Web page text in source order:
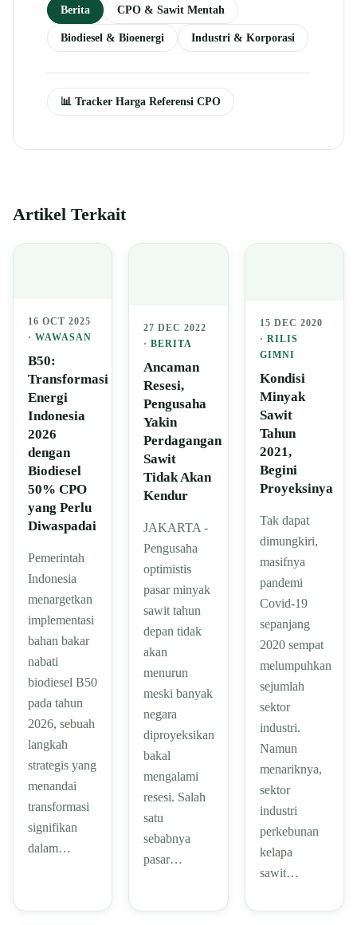
Berita CPO & Sawit Mentah
Biodiesel & Bioenergi Industri & Korporasi
📊 Tracker Harga Referensi CPO
Artikel Terkait
16 OCT 2025
· WAWASAN
B50:
Transformasi
Energi
Indonesia
2026
dengan
Biodiesel
50% CPO
yang Perlu
Diwaspadai
Pemerintah
Indonesia
menargetkan
implementasi
bahan bakar
nabati
biodiesel B50
pada tahun
2026, sebuah
langkah
strategis yang
menandai
transformasi
signifikan
dalam…
27 DEC 2022
·BERITA
Ancaman
Resesi,
Pengusaha
Yakin
Perdagangan
Sawit
Tidak Akan
Kendur
JAKARTA -
Pengusaha
optimistis
pasar minyak
sawit tahun
depan tidak
akan
menurun
meski banyak
negara
diproyeksikan
bakal
mengalami
resesi. Salah
satu
sebabnya
pasar…
15 DEC 2020
· RILIS
GIMNI
Kondisi
Minyak
Sawit
Tahun
2021,
Begini
Proyeksinya
Tak dapat
dimungkiri,
masifnya
pandemi
Covid-19
sepanjang
2020 sempat
melumpuhkan
sejumlah
sektor
industri.
Namun
menariknya,
sektor
industri
perkebunan
kelapa
sawit…